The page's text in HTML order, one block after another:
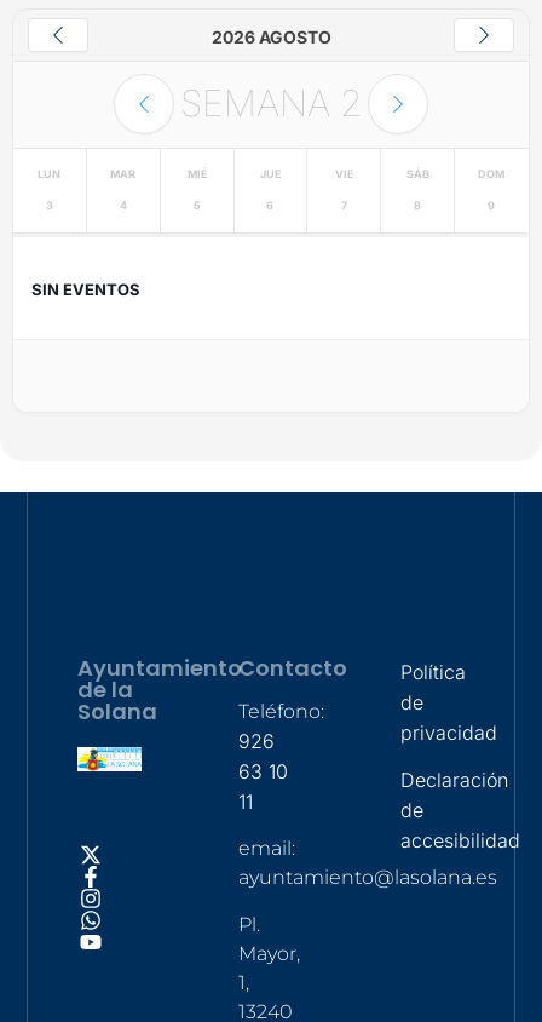
2026 AGOSTO
SEMANA 2
LUN
3
MAR
4
MIÉ
5
JUE
6
VIE
7
SÁB
8
DOM
9
SIN EVENTOS
Ayuntamiento
de la
Solana
Contacto
Teléfono:
926
63 10
11
email:
ayuntamiento@lasolana.es
Pl.
Mayor,
1,
13240
Política
de
privacidad
Declaración
de
accesibilidad